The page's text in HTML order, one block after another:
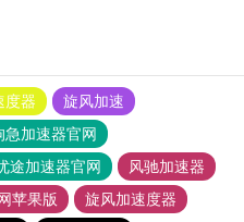
度器
旋风加速
急加速器官网
途加速器官网
风驰加速器
苹果版
旋风加速度器